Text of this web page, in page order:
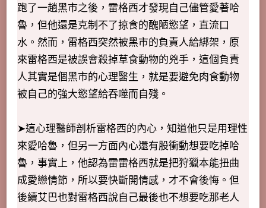
跑了一趟黑市之後，雷格西才發現自己儘管愛著哈
魯，但他還是克制不了掠食的醜陋慾望，直流口
水。然而，雷格西突然被黑市的負責人給綁架，原
來雷格西是被誤會殺掉草食動物的兇手，這個負責
人其實是個黑市的心理醫生，就是要避免肉食動物
被自己的強大慾望給吞噬而自殘。
➤這心理醫師剖析雷格西的內心，知道他只是用理性
來愛哈魯，但另一方面內心還有股衝動想要吃掉哈
魯，事實上，他認為雷雷格西就是把狩獵本能扭曲
成愛戀情節，所以要快斷開情感，才不會後悔。但
後續艾巴也對雷格西說自己最後也不想要吃那老人